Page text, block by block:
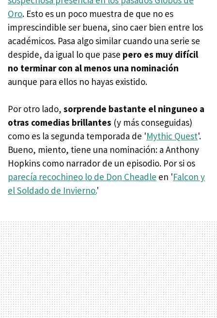
Oro. Esto es un poco muestra de que no es
imprescindible ser buena, sino caer bien entre los
académicos. Pasa algo similar cuando una serie se
despide, da igual lo que pase pero es muy difícil
no terminar con al menos una nominación
aunque para ellos no hayas existido.
Por otro lado, sorprende bastante el ninguneo a
otras comedias brillantes (y más conseguidas)
como es la segunda temporada de 'Mythic Quest'.
Bueno, miento, tiene una nominación: a Anthony
Hopkins como narrador de un episodio. Por si os
parecía recochineo lo de Don Cheadle en 'Falcon y
el Soldado de Invierno.'